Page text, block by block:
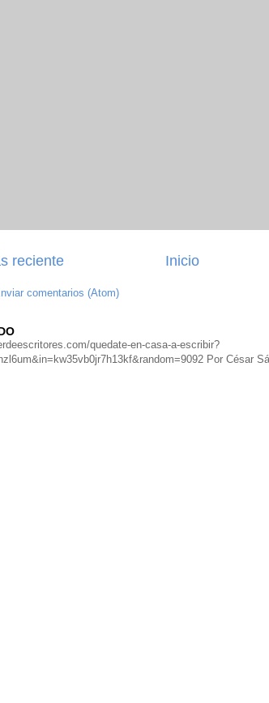
reciente Inicio
comentarios (Atom)
quedate-en-casa-a-escribir?
Por César